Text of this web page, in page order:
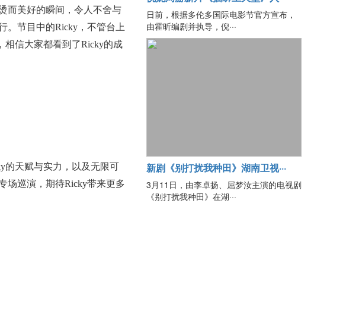
而美好的瞬间，令人不舍与
。节目中的Ricky，不管台上
相信大家都看到了Ricky的成
天赋与实力，以及无限可
场巡演，期待Ricky带来更多
日前，根据多伦多国际电影节官方宣布，
由霍昕编剧并执导，倪···
新剧《别打扰我种田》湖南卫视···
3月11日，由李卓扬、屈梦汝主演的电视剧
《别打扰我种田》在湖···